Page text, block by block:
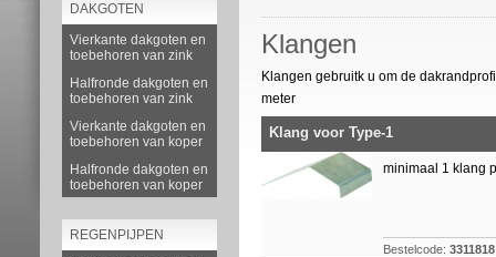
DAKGOTEN
Vierkante dakgoten en
toebehoren van zink
Halfronde dakgoten en
toebehoren van zink
Vierkante dakgoten en
toebehoren van koper
Halfronde dakgoten en
toebehoren van koper
REGENPIJPEN
Klangen
Klangen gebruitk u om de
meter
Klang voor Type-1
minimaal 1 klang
Bestelcode: 3311818